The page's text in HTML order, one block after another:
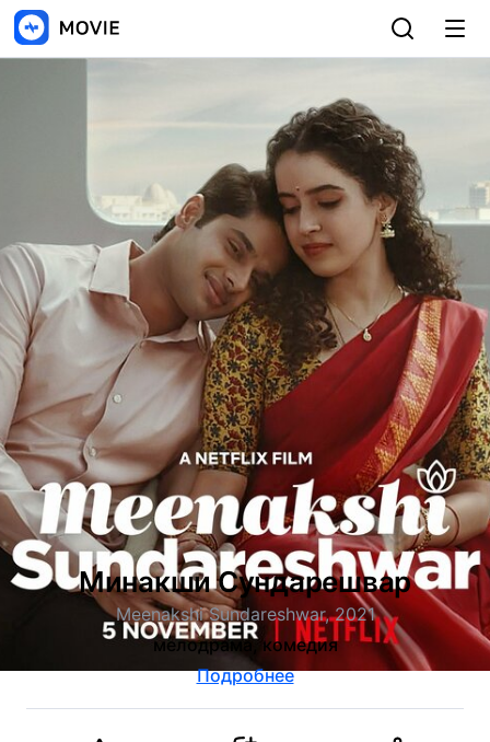
Минакши Сундарешвар
Meenakshi Sundareshwar, 2021
мелодрама, комедия
Подробнее